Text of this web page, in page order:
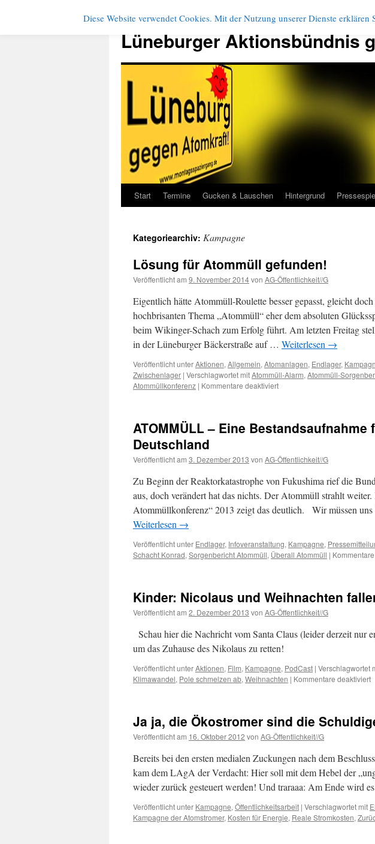
Zum
springen
Lüneburger Aktionsbündnis
Start Termine Gucken & Lauschen Hintergrund
Kategoriearchiv: Kampagne
Lösung für Atommüll gefunden!
Veröffentlicht am 9. November 2014von AG-Öffentlichkeit//G
Eigentlich hätte Atommüll-Roulette besser gepasst, gleicht
hochbrisanten Thema „Atommüll“ eher dem absoluten
beim Wikinger-Schach zum Erfolg führt. Am letzten Freitag
in der Lüneburger Bäckerstraße auf … Weiterlesen →
Veröffentlicht unterAktionen, Allgemein, Atomanlagen, Endlager,
Zwischenlager | Verschlagwortet mitAtommüll-Alarm, Atommüll-
Atommüllkonferenz | Kommentare deaktiviertfür
gefunden!
ATOMMÜLL – Eine
Deutschland
Veröffentlicht am 3. Dezember 2013 von AG-Öffentlichkeit//G
Zu Beginn der Reaktorkatastrophe von Fukushima rief die
aus, doch verändert hat das nichts. Der Atommüll strahlt
Atommüllkonferenz“ 2013 zeigt das deutlich. Wir müssen
Weiterlesen →
Veröffentlicht unter Endlager, Infoveranstaltung, Kampagne,
Schacht Konrad, Sorgenbericht Atommüll, Überall Atommüll |
Kinder: Nicolaus und Weihnachten
Veröffentlicht am 2. Dezember 2013 von AG-Öffentlichkeit//G
Schau hier die Nachricht vom Santa Claus (leider derzeit nur
um das Zuhause des Nikolaus zu retten!
Veröffentlicht unterAktionen, Film, Kampagne, PodCast | Verschlagwortet
Klimawandel, Pole schmelzen ab, Weihnachten | Kommentare deaktiviertfür
Ja ja, die Ökostromer sind die
Veröffentlicht am 16. Oktober 2012 von AG-Öffentlichkeit//G
Bereits bei den ersten medialen Zuckungen nach dem
kam dem LAgA der Verdacht: Hier soll mit dem Hebel der
wieder zurück gesteuert werden! Und traraaa: Am Ende wird
Veröffentlicht unter Kampagne, Öffentlichkeitsarbeit | Verschlagwortet mit
Kampagne der Atomstromer, Kosten für Energie, Reale Stromkosten,
Diese Website verwendet Cookies. Mit der Nutzung unserer Dienste